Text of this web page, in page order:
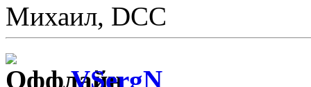
Михаил, DCC
VSergN